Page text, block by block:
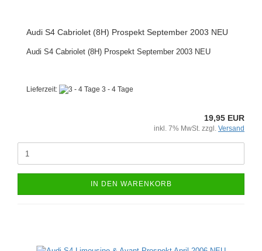
Audi S4 Cabriolet (8H) Prospekt September 2003 NEU
Audi S4 Cabriolet (8H) Prospekt September 2003 NEU
Lieferzeit: 3 - 4 Tage
19,95 EUR
inkl. 7% MwSt. zzgl. Versand
IN DEN WARENKORB